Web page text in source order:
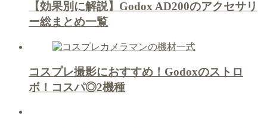
【効果別に解説】Godox AD200のアクセサリ
ー総まとめ一覧
コスプレ撮影におすすめ！Godoxのストロ
ボ！コスパ◎2機種